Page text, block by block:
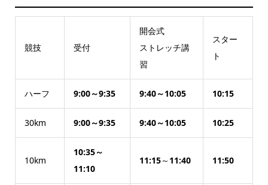
競技 受付
開会式
ストレッチ講
習
スター
ト
ハーフ 9:00～9:35 9:40～10:05 10:15
30km 9:00～9:35 9:40～10:05 10:25
10km
10:35～
11:10
11:15～ 11:40 11:50